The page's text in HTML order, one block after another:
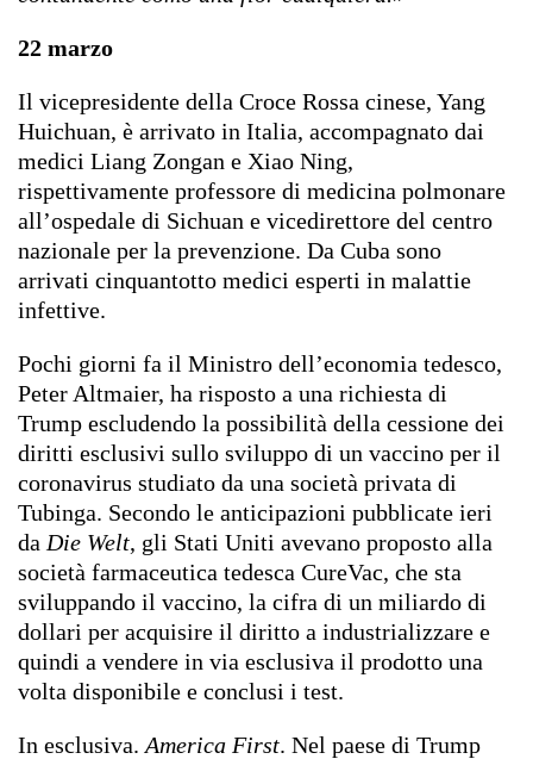
22 marzo
Il vicepresidente della Croce Rossa cinese, Yang
Huichuan, è arrivato in Italia, accompagnato dai
medici Liang Zongan e Xiao Ning,
rispettivamente professore di medicina polmonare
all’ospedale di Sichuan e vicedirettore del centro
nazionale per la prevenzione. Da Cuba sono
arrivati cinquantotto medici esperti in malattie
infettive.
Pochi giorni fa il Ministro dell’economia tedesco,
Peter Altmaier, ha risposto a una richiesta di
Trump escludendo la possibilità della cessione dei
diritti esclusivi sullo sviluppo di un vaccino per il
coronavirus studiato da una società privata di
Tubinga. Secondo le anticipazioni pubblicate ieri
da Die Welt, gli Stati Uniti avevano proposto alla
società farmaceutica tedesca CureVac, che sta
sviluppando il vaccino, la cifra di un miliardo di
dollari per acquisire il diritto a industrializzare e
quindi a vendere in via esclusiva il prodotto una
volta disponibile e conclusi i test.
In esclusiva. America First. Nel paese di Trump